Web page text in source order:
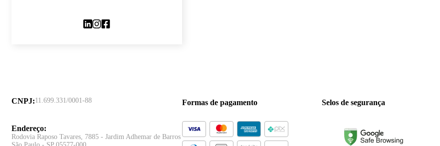
CNPJ:11.699.331/0001-88
Endereço:
Rodovia Raposo Tavares, 7885 - Jardim Adhemar de Barros
Formas de pagamento Selos de segurança